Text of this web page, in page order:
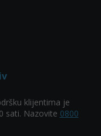
klijentima je
sati. Nazovite 0800